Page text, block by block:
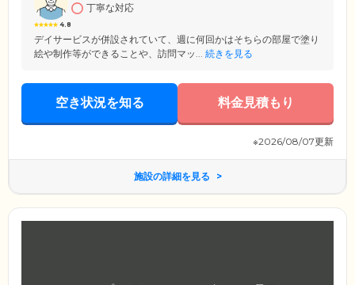
清潔に保てます。
4.8
丁寧な対応
デイサービスが併設されていて、週に何回かはそちらの部屋で塗り
絵や制作等ができることや、訪問マッ... 続きを見る
空き状況を知る 料金見積もり
※2026/08/07更新
施設の詳細を見る